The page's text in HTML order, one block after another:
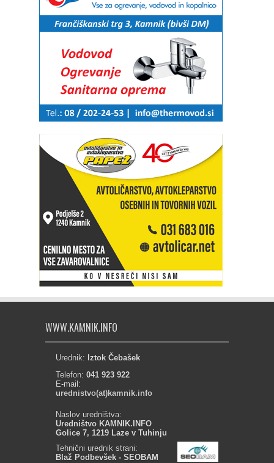
WWW.KAMNIK.INFO
Urednik: Iztok Čebašek
Telefon: 041 923 922
E-mail:
urednistvo(at)kamnik.info
Naslov uredništva:
Uredništvo KAMNIK.INFO
Golice 7, 1219 Laze v Tuhinju
Tehnični urednik strani:
Blaž Podbevšek - SEOBAM